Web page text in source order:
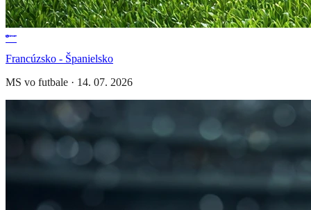
Francúzsko - Španielsko
MS vo futbale · 14. 07. 2026